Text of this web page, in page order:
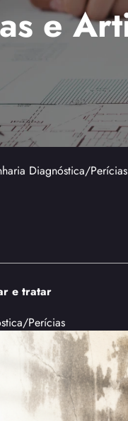
e
Diagnóstica/Perícias
e tratar
Perícias